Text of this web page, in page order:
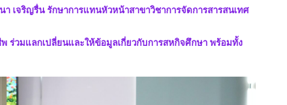
เจริญรื่น รักษาการแทนหัวหน้าสาขาวิชาการจัดการสารสนเทศ
ร่วมแลกเปลี่ยนและให้ข้อมูลเกี่ยวกับการสหกิจศึกษา พร้อมทั้ง